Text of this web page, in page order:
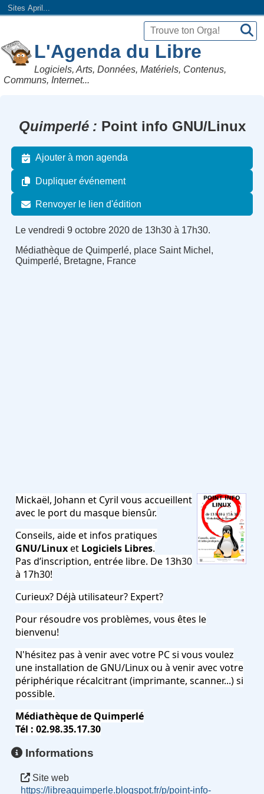
Sites April...
L'Agenda du Libre
Logiciels, Arts, Données, Matériels, Contenus,
Communs, Internet...
Quimperlé Point info GNU/Linux
Ajouter à mon agenda
Dupliquer événement
Renvoyer le lien d'édition
Le vendredi 9 octobre 2020 de 13h30 à 17h30.
Médiathèque de Quimperlé, place Saint Michel,
Quimperlé, Bretagne, France
Mickaël, Johann et Cyril vous accueillent
avec le port du masque biensûr.
Conseils, aide et infos pratiques
GNU/Linuxet Logiciels Libres.
Pas d’inscription, entrée libre. De 13h30
à 17h30!
Curieux? Déjà utilisateur? Expert?
Pour résoudre vos problèmes, vous êtes le
bienvenu!
N'hésitez pas à venir avec votre PC si vous voulez
une installation de GNU/Linux ou à venir avec votre
périphérique récalcitrant (imprimante, scanner...) si
possible.
Médiathèque de Quimperlé
Tél : 02.98.35.17.30
Informations
Site web
https://libreaquimperle.blogspot.fr/p/point-info-